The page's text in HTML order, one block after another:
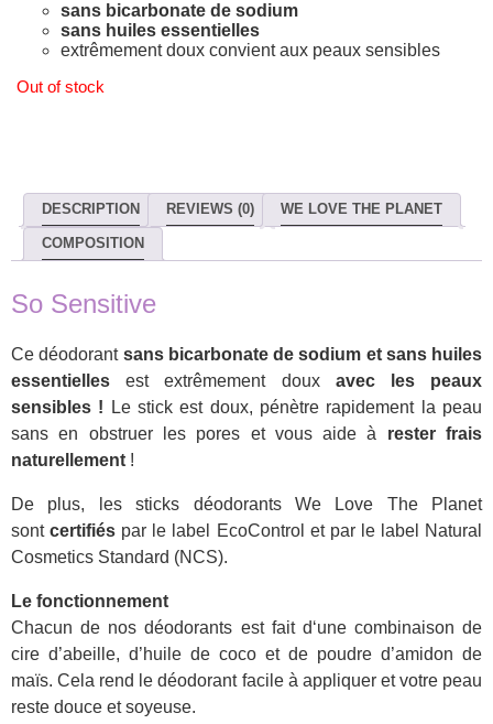
sans bicarbonate de sodium
sans huiles essentielles
extrêmement doux convient aux peaux sensibles
Out of stock
DESCRIPTION REVIEWS (0) WE LOVE THE PLANET
COMPOSITION
So Sensitive
Ce déodorant sans bicarbonate de sodium et sans huiles
essentielles est extrêmement doux avec les peaux
sensibles !
Le stick est doux, pénètre rapidement la peau
sans en obstruer les pores et vous aide à rester frais
naturellement !
De plus, les sticks déodorants We Love The Planet
sontcertifiés par le label EcoControl et par le label Natural
Cosmetics Standard (NCS).
Le fonctionnement
Chacun de nos déodorants est fait d‘une combinaison de
cire d’abeille, d’huile de coco et de poudre d’amidon de
maïs. Cela rend le déodorant facile à appliquer et votre peau
reste douce et soyeuse.